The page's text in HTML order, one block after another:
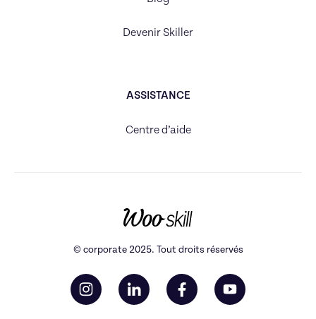
Devenir Skiller
ASSISTANCE
Centre d’aide
© corporate 2025. Tout droits réservés